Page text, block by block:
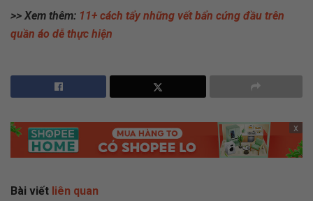
>> Xem thêm: 11+ cách tẩy những vết bẩn cứng đầu trên
quần áo dễ thực hiện
x
Bài viết liên quan